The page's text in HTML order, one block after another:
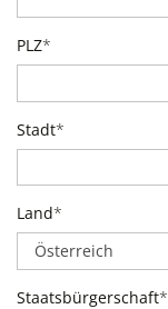
PLZ*
Stadt*
Land*
Staatsbürgerschaft*